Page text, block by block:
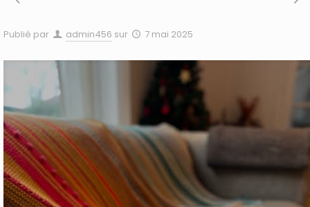
Publié par admin456 sur 7 mai 2025